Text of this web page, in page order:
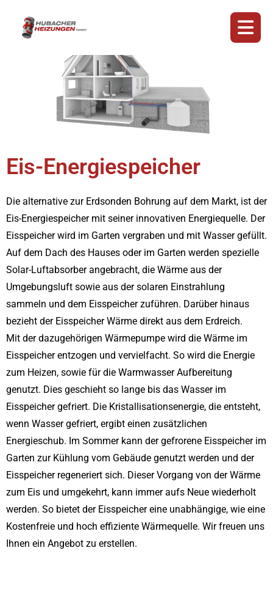
Eis-Energiespeicher
Die alternative zur Erdsonden Bohrung auf dem Markt, ist der
Eis-Energiespeicher mit seiner innovativen Energiequelle. Der
Eisspeicher wird im Garten vergraben und mit Wasser gefüllt.
Auf dem Dach des Hauses oder im Garten werden spezielle
Solar-Luftabsorber angebracht, die Wärme aus der
Umgebungsluft sowie aus der solaren Einstrahlung
sammeln und dem Eisspeicher zuführen. Darüber hinaus
bezieht der Eisspeicher Wärme direkt aus dem Erdreich.
Mit der dazugehörigen Wärmepumpe wird die Wärme im
Eisspeicher entzogen und vervielfacht. So wird die Energie
zum Heizen, sowie für die Warmwasser Aufbereitung
genutzt. Dies geschieht so lange bis das Wasser im
Eisspeicher gefriert. Die Kristallisationsenergie, die entsteht,
wenn Wasser gefriert, ergibt einen zusätzlichen
Energieschub. Im Sommer kann der gefrorene Eisspeicher im
Garten zur Kühlung vom Gebäude genutzt werden und der
Eisspeicher regeneriert sich. Dieser Vorgang von der Wärme
zum Eis und umgekehrt, kann immer aufs Neue wiederholt
werden. So bietet der Eisspeicher eine unabhängige, wie eine
Kostenfreie und hoch effiziente Wärmequelle. Wir freuen uns
Ihnen ein Angebot zu erstellen.